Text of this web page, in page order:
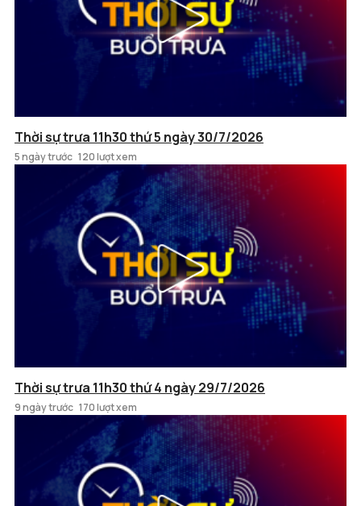
Thời sự trưa 11h30 thứ 5 ngày 30/7/2026
5 ngày trước 120 lượt xem
Thời sự trưa 11h30 thứ 4 ngày 29/7/2026
9 ngày trước 170 lượt xem